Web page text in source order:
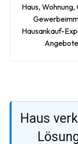
Haus,
Hausankauf-
Haus